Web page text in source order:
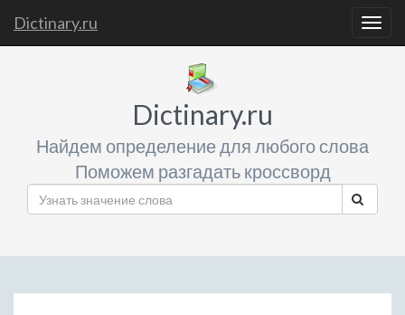
Dictinary.ru
Dictinary.ru
Найдем определение для любого слова
Поможем разгадать кроссворд